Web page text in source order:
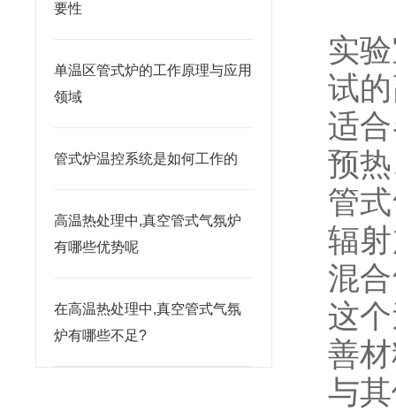
要性
单温区管式炉的工作原理与应用
领域
管式炉温控系统是如何工作的
高温热处理中,真空管式气氛炉
有哪些优势呢
在高温热处理中,真空管式气氛
炉有哪些不足?
实
试
适
预
管
辐
混
这
善
与